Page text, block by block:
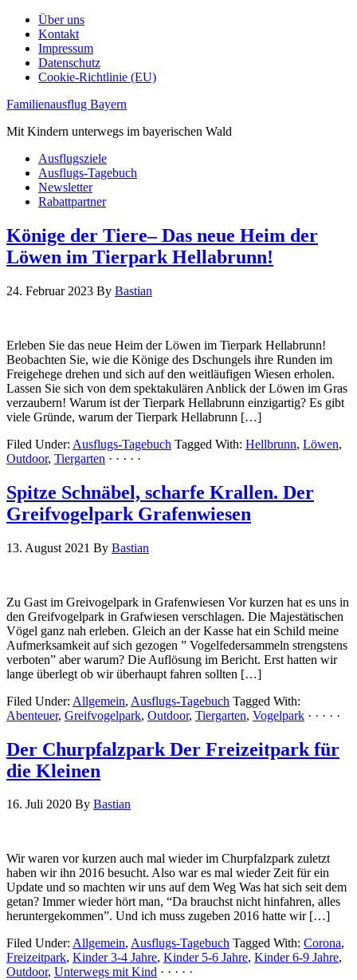
Über uns
Kontakt
Impressum
Datenschutz
Cookie-Richtlinie (EU)
Familienausflug Bayern
Mit Kindern unterwegs im bayerischen Wald
Ausflugsziele
Ausflugs-Tagebuch
Newsletter
Rabattpartner
Könige der Tiere– Das neue Heim der
Löwen im Tierpark Hellabrunn!
24. Februar 2023 By Bastian
Erleben Sie das neue Heim der Löwen im Tierpark Hellabrunn!
Beobachten Sie, wie die Könige des Dschungels ihre Runden im
Freigehege drehen und sich auf den weitläufigen Wiesen erholen.
Lassen Sie sich von dem spektakulären Anblick der Löwen im Gras
verzaubern! Warum ist der Tierpark Hellabrunn einzigartig? Es gibt
viele Gründe, warum der Tierpark Hellabrunn […]
Filed Under: Ausflugs-Tagebuch Tagged With: Hellbrunn, Löwen,
Outdoor, Tiergarten · · · · ·
Spitze Schnäbel, scharfe Krallen. Der
Greifvogelpark Grafenwiesen
13. August 2021 By Bastian
Zu Gast im Greivogelpark in Grafenwiesen Vor kurzen hat es uns in
den Greifvogelpark in Grafwiesen verschlagen. Die Majestätischen
Vögel ganz nah erleben. Gleich an der Kasse hat ein Schild meine
Aufmerksamkeit auf sich gezogen ” Vogelfedersammeln strengstens
verboten” aber warum? Die Auflösung im Bericht. Erst hatten wir
lange überlegt ob wir überhaupt fahren sollten […]
Filed Under: Allgemein, Ausflugs-Tagebuch Tagged With:
Abenteuer, Greifvogelpark, Outdoor, Tiergarten, Vogelpark · · · · ·
Der Churpfalzpark Der Freizeitpark für
die Kleinen
16. Juli 2020 By Bastian
Wir waren vor kurzen auch mal wieder im Churpfalzpark zuletzt
haben wir ihn 2016 besucht. Also war es mal wieder Zeit für ein
Update und so machten wir uns auf dem Weg Was hat sich seit dem
getan? Immer wieder hört man, “Da brauchst nicht hinfahren, alles
heruntergekommen”. Und ich muss zugeben 2016 hatte wir […]
Filed Under: Allgemein, Ausflugs-Tagebuch Tagged With: Corona,
Freizeitpark, Kinder 3-4 Jahre, Kinder 5-6 Jahre, Kinder 6-9 Jahre,
Outdoor, Unterwegs mit Kind · · · · ·